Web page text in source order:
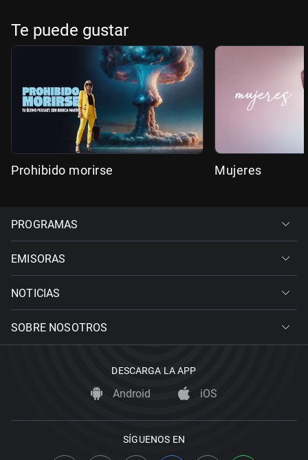
Te puede gustar
Prohibido morirse Mujeres
PROGRAMAS
EMISORAS
NOTICIAS
SOBRE NOSOTROS
DESCARGA LA APP
Android iOS
SÍGUENOS EN